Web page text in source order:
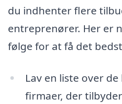
du indhenter flere
entreprenører. Her er
følge for at få det
Lav en liste over
firmaer, der